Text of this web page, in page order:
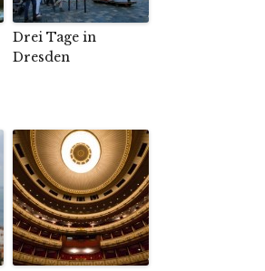
Drei Tage in
Dresden